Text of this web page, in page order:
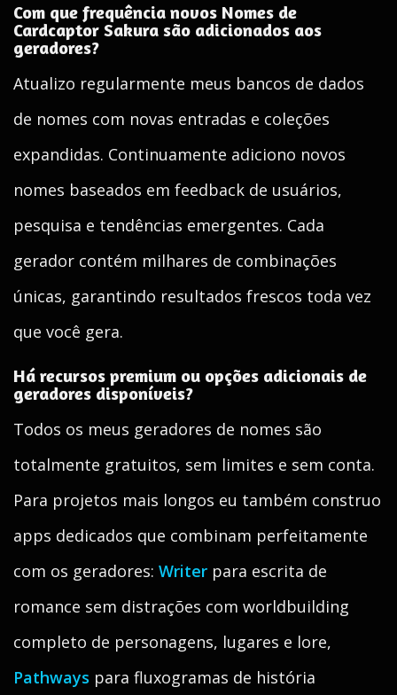
Com que frequência novos Nomes de
Cardcaptor Sakura são adicionados aos
geradores?
Atualizo regularmente meus bancos de dados
de nomes com novas entradas e coleções
expandidas. Continuamente adiciono novos
nomes baseados em feedback de usuários,
pesquisa e tendências emergentes. Cada
gerador contém milhares de combinações
únicas, garantindo resultados frescos toda vez
que você gera.
Há recursos premium ou opções adicionais de
geradores disponíveis?
Todos os meus geradores de nomes são
totalmente gratuitos, sem limites e sem conta.
Para projetos mais longos eu também construo
apps dedicados que combinam perfeitamente
com os geradores: Writer para escrita de
romance sem distrações com worldbuilding
completo de personagens, lugares e lore,
Pathways para fluxogramas de história